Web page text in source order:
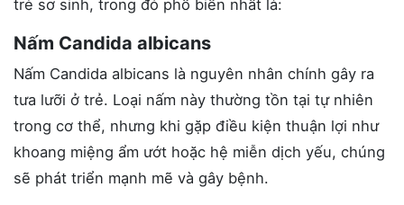
trẻ sơ sinh, trong đó phổ biến nhất là:
Nấm Candida albicans
Nấm Candida albicans là nguyên nhân chính gây ra
tưa lưỡi ở trẻ. Loại nấm này thường tồn tại tự nhiên
trong cơ thể, nhưng khi gặp điều kiện thuận lợi như
khoang miệng ẩm ướt hoặc hệ miễn dịch yếu, chúng
sẽ phát triển mạnh mẽ và gây bệnh.